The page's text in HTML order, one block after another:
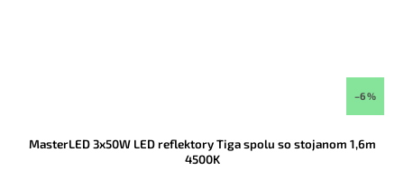
–6 %
MasterLED 3x50W LED reflektory Tiga spolu so stojanom 1,6m
4500K